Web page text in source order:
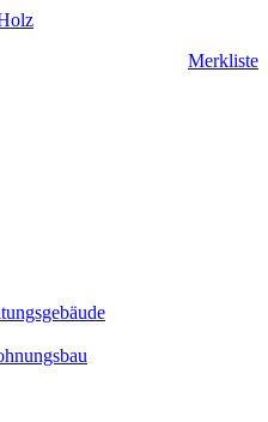
Merkliste